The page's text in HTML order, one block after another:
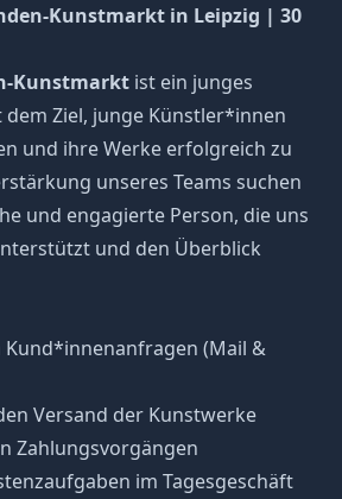
Kunstmarkt in Leipzig | 30
Kunstmarktist ein junges
Ziel, junge Künstler*innen
und ihre Werke erfolgreich zu
unseres Teams suchen
und engagierte Person, die uns
und den Überblick
Kund*innenanfragen (Mail &
Versand der Kunstwerke
Zahlungsvorgängen
im Tagesgeschäft